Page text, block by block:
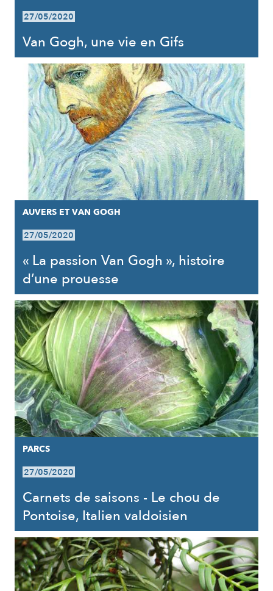
27/05/2020
Van Gogh, une vie en Gifs
AUVERS ET VAN GOGH
27/05/2020
« La passion Van Gogh », histoire
d’une prouesse
PARCS
27/05/2020
Carnets de saisons - Le chou de
Pontoise, Italien valdoisien